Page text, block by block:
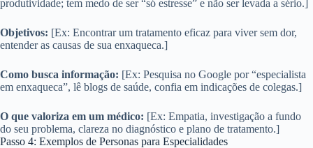
produtividade; tem medo de ser “só estresse” e não ser levada a sério.]
Objetivos: [Ex: Encontrar um tratamento eficaz para viver sem dor,
entender as causas de sua enxaqueca.]
Como busca informação: [Ex: Pesquisa no Google por “especialista
em enxaqueca”, lê blogs de saúde, confia em indicações de colegas.]
O que valoriza em um médico: [Ex: Empatia, investigação a fundo
do seu problema, clareza no diagnóstico e plano de tratamento.]
Passo 4: Exemplos de Personas para Especialidades